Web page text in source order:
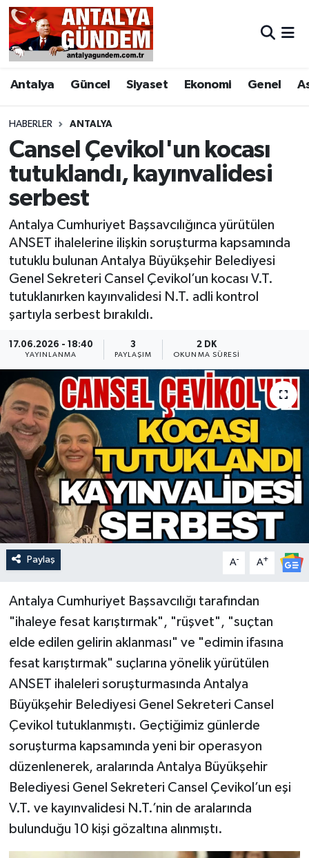
Antalya Güncel Siyaset Ekonomi Genel
HABERLER ANTALYA
Cansel Çevikol'un kocası
tutuklandı, kayınvalidesi
serbest
Antalya Cumhuriyet Başsavcılığınca yürütülen
ANSET ihalelerine ilişkin soruşturma kapsamında
tutuklu bulunan Antalya Büyükşehir Belediyesi
Genel Sekreteri Cansel Çevikol’un kocası V.T.
tutuklanırken kayınvalidesi N.T. adli kontrol
şartıyla serbest bırakıldı.
17.06.2026 - 18:40
YAYINLANMA
3
PAYLAŞIM
2 DK
OKUNMA SÜRESI
Paylaş A- A+
Antalya Cumhuriyet Başsavcılığı tarafından
"ihaleye fesat karıştırmak", "rüşvet", "suçtan
elde edilen gelirin aklanması" ve "edimin ifasına
fesat karıştırmak" suçlarına yönelik yürütülen
ANSET ihaleleri soruşturmasında Antalya
Büyükşehir Belediyesi Genel Sekreteri Cansel
Çevikol tutuklanmıştı. Geçtiğimiz günlerde
soruşturma kapsamında yeni bir operasyon
düzenlenerek, aralarında Antalya Büyükşehir
Belediyesi Genel Sekreteri Cansel Çevikol’un eşi
V.T. ve kayınvalidesi N.T.’nin de aralarında
bulunduğu 10 kişi gözaltına alınmıştı.
Antalya
Asayiş
Bilim & Teknoloji
Bölge
EĞİTİM
Ekonomi
Genel
Görüntülü Haber
Kültür & Sanat
Magazin
Resmi İlan
Sağlık & Yaşam
Siyaset
Spor
Antalya Nöbetçi Eczaneler
Antalya Hava Durumu
Antalya Namaz Vakitleri
Antalya Trafik Yoğunluk Haritası
Süper Lig Puan Durumu ve Fikstür
Tüm Manşetler
Son Dakika Haberleri
Haber Arşivi